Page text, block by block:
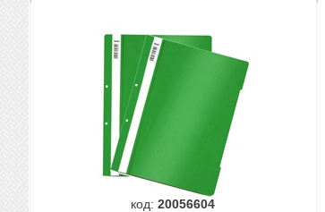
код: 20056604